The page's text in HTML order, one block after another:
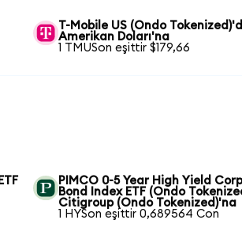
T-Mobile US (Ondo
Amerikan Doları'na
1 TMUSon eşittir $179,66
PIMCO 0-5 Year High Yield
Bond Index ETF (Ondo
Citigroup (Ondo Tokenized)'na
1 HYSon eşittir 0,689564 Con